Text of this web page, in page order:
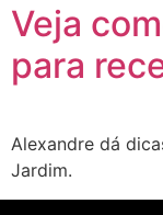
Veja
para
Alexandre dá
Jardim.